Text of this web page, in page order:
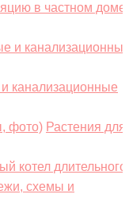
в частном доме
канализационные
Растения для